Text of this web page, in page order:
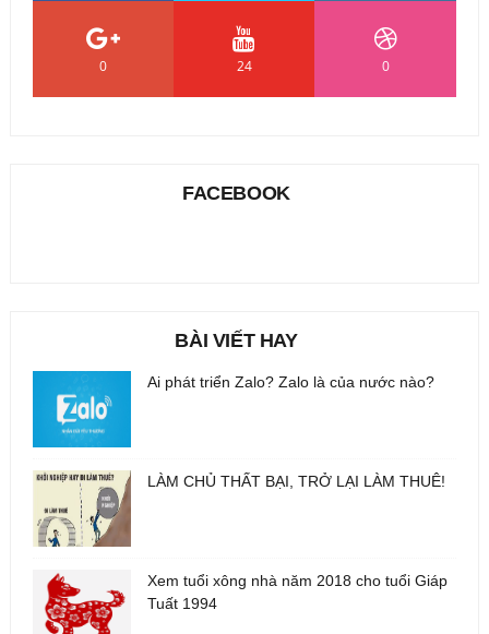
0 24 0
FACEBOOK
BÀI VIẾT HAY
Ai phát triển Zalo? Zalo là của nước nào?
LÀM CHỦ THẤT BẠI, TRỞ LẠI LÀM THUÊ!
Xem tuổi xông nhà năm 2018 cho tuổi Giáp
Tuất 1994